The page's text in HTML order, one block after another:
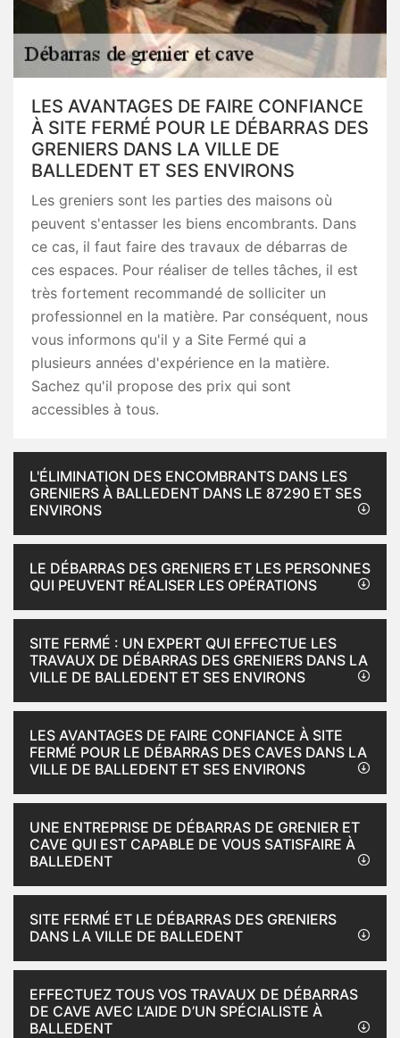
LES AVANTAGES DE FAIRE CONFIANCE
À SITE FERMÉ POUR LE DÉBARRAS DES
GRENIERS DANS LA VILLE DE
BALLEDENT ET SES ENVIRONS
Les greniers sont les parties des maisons où
peuvent s'entasser les biens encombrants. Dans
ce cas, il faut faire des travaux de débarras de
ces espaces. Pour réaliser de telles tâches, il est
très fortement recommandé de solliciter un
professionnel en la matière. Par conséquent, nous
vous informons qu'il y a Site Fermé qui a
plusieurs années d'expérience en la matière.
Sachez qu'il propose des prix qui sont
accessibles à tous.
L'ÉLIMINATION DES ENCOMBRANTS DANS LES
GRENIERS À BALLEDENT DANS LE 87290 ET SES
ENVIRONS
LE DÉBARRAS DES GRENIERS ET LES PERSONNES
QUI PEUVENT RÉALISER LES OPÉRATIONS
SITE FERMÉ : UN EXPERT QUI EFFECTUE LES
TRAVAUX DE DÉBARRAS DES GRENIERS DANS LA
VILLE DE BALLEDENT ET SES ENVIRONS
LES AVANTAGES DE FAIRE CONFIANCE À SITE
FERMÉ POUR LE DÉBARRAS DES CAVES DANS LA
VILLE DE BALLEDENT ET SES ENVIRONS
UNE ENTREPRISE DE DÉBARRAS DE GRENIER ET
CAVE QUI EST CAPABLE DE VOUS SATISFAIRE À
BALLEDENT
SITE FERMÉ ET LE DÉBARRAS DES GRENIERS
DANS LA VILLE DE BALLEDENT
EFFECTUEZ TOUS VOS TRAVAUX DE DÉBARRAS
DE CAVE AVEC L’AIDE D’UN SPÉCIALISTE À
BALLEDENT